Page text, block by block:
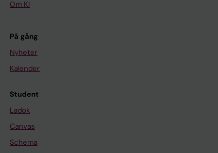
Om KI
På gång
Nyheter
Kalender
Student
Ladok
Canvas
Schema